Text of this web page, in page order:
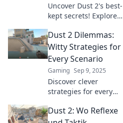
Uncover Dust 2's best-
kept secrets! Explore
master clever tricks to
dominate the game like
never before.
Dust 2 Dilemmas:
Witty Strategies for
Every Scenario
Gaming Sep 9, 2025
Discover clever
strategies for every
your gaming potential
with our witty insights
Dust 2: Wo Reflexe